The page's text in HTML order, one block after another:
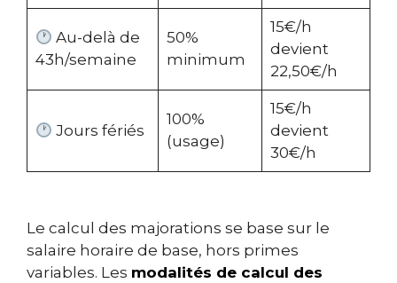
Au-delà de
43h/semaine
50%
minimum
15€/h
devient
22,50€/h
Jours fériés
100%
(usage)
15€/h
devient
30€/h
Le calcul des majorations se base sur le
salaire horaire de base, hors primes
variables. Les modalités de calcul des